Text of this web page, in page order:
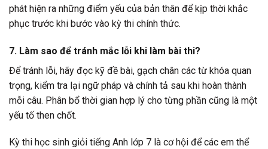
phát hiện ra những điểm yếu của bản thân để kịp thời khắc
phục trước khi bước vào kỳ thi chính thức.
7. Làm sao để tránh mắc lỗi khi làm bài thi?
Để tránh lỗi, hãy đọc kỹ đề bài, gạch chân các từ khóa quan
trọng, kiểm tra lại ngữ pháp và chính tả sau khi hoàn thành
mỗi câu. Phân bổ thời gian hợp lý cho từng phần cũng là một
yếu tố then chốt.
Kỳ thi học sinh giỏi tiếng Anh lớp 7 là cơ hội để các em thể